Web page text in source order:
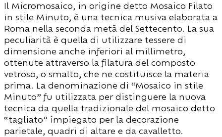
Il Micromosaico, in origine detto Mosaico Filato
in stile Minuto, è una tecnica musiva elaborata a
Roma nella seconda metà del Settecento. La sua
peculiarità è quella di utilizzare tessere di
dimensione anche inferiori al millimetro,
ottenute attraverso la filatura del composto
vetroso, o smalto, che ne costituisce la materia
prima. La denominazione di “Mosaico in stile
Minuto” fu utilizzata per distinguere la nuova
tecnica da quella tradizionale del mosaico detto
“tagliato” impiegato per la decorazione
parietale, quadri di altare e da cavalletto.